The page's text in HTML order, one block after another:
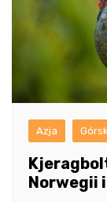
Azja
Norwegii